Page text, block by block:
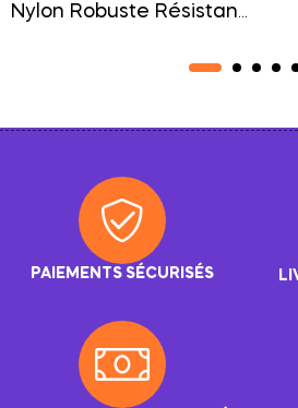
Nylon Robuste Résistant
PAIEMENTS SÉCURISÉS